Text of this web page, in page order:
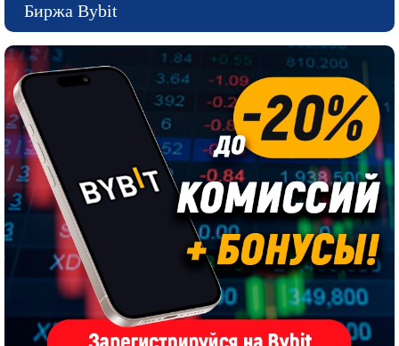
Биржа Bybit